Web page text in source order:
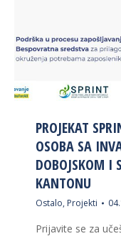
PROJEKAT
OSOBA SA
DOBOJSKOM I
KANTONU
Ostalo, Projekti
Prijavite se za